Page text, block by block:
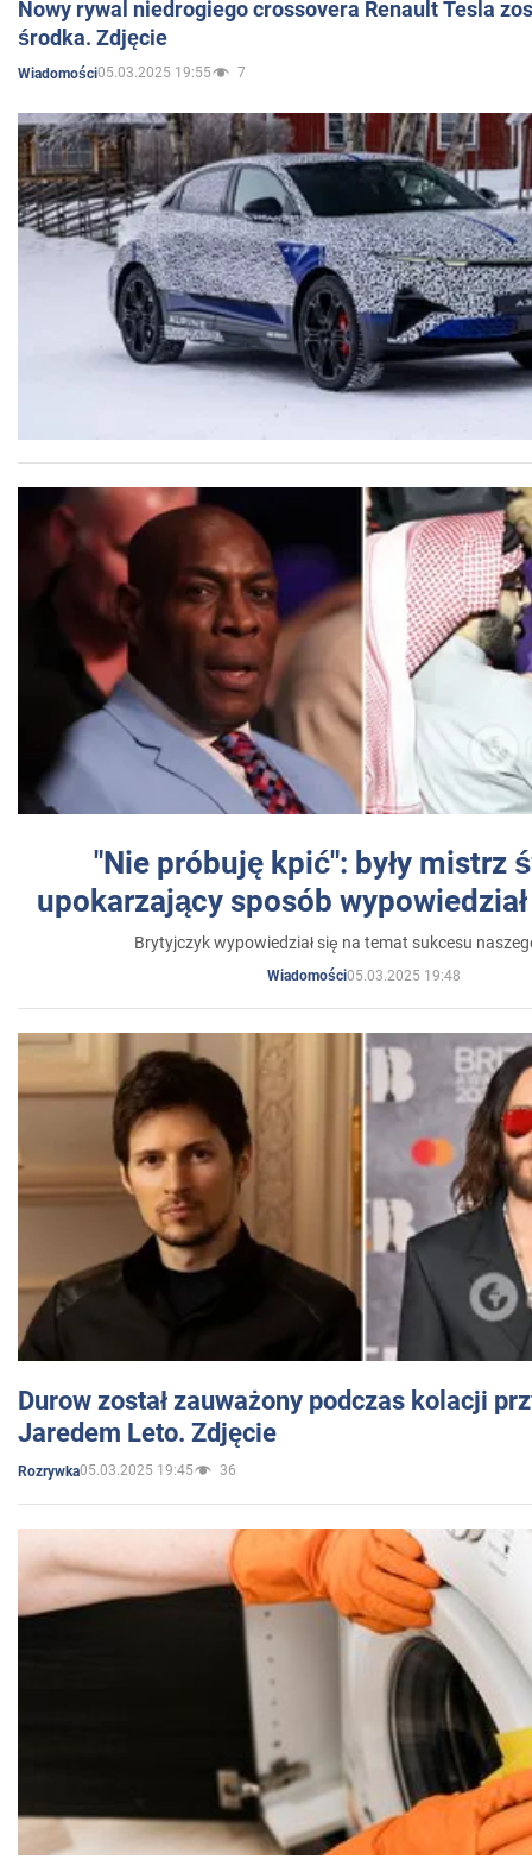
Nowy rywal niedrogiego crossovera Renault Tesla
środka. Zdjęcie
Wiadomości05.03.2025 19:55 7
"Nie próbuję kpić": były mistrz
upokarzający sposób
Brytyjczyk wypowiedział się na temat sukcesu
Wiadomości05.03.2025 19:48
Durow został zauważony podczas kolacji
Jaredem Leto. Zdjęcie
Rozrywka05.03.2025 19:45 36